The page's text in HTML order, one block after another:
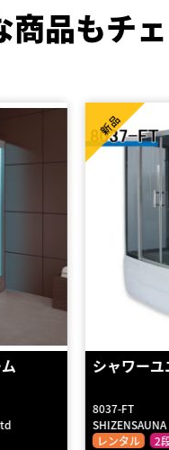
商品もチ
【K-737】
K-737
foshan cobuild
レンタル
送
新品